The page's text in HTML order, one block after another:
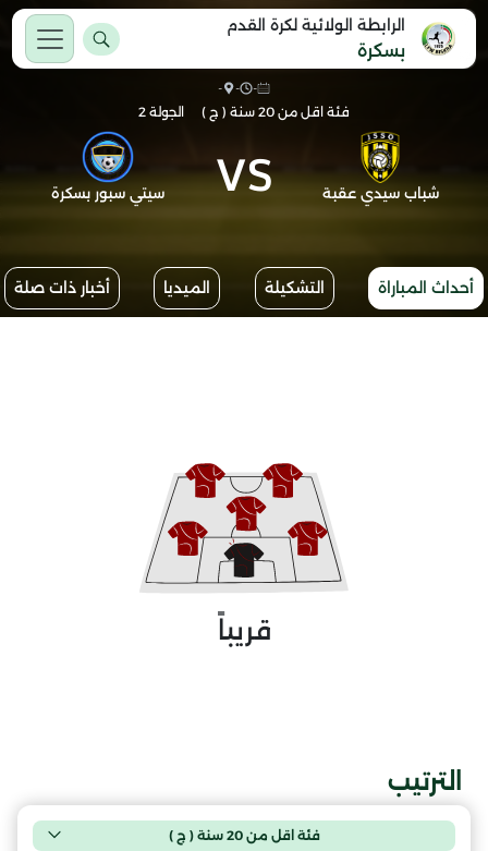
الرابطة الولائية لكرة القدم
بسكرة
-
-
-
فئة اقل من 20 سنة ( ج )
الجولة 2
شباب سيدي عقبة VS سيتي سبور بسكرة
أحداث المباراة التشكيلة الميديا أخبار ذات صلة
قريباً
الترتيب
فئة اقل من 20 سنة ( ج )